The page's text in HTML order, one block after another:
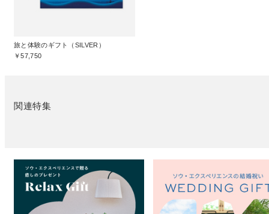
旅と体験のギフト（SILVER）
￥57,750
関連特集